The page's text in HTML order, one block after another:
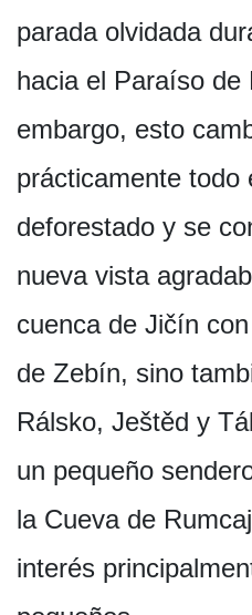
parada olvidada
hacia el Paraíso de
embargo, esto
prácticamente todo
deforestado y se
nueva vista
cuenca de Jičín
de Zebín, sino
Rálsko, Ještěd y
un pequeño
la Cueva de
interés